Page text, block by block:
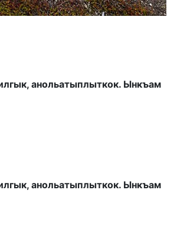
анольатыплыткок. Ынкъам
анольатыплыткок. Ынкъам